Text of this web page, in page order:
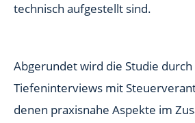
technisch aufgestellt sind.
Abgerundet wird die Studie
Tiefeninterviews mit
denen praxisnahe Aspekte im